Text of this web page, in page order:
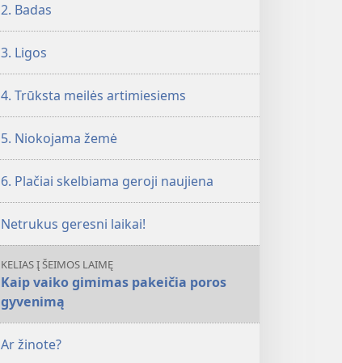
2. Badas
3. Ligos
4. Trūksta meilės artimiesiems
5. Niokojama žemė
6. Plačiai skelbiama geroji naujiena
Netrukus geresni laikai!
KELIAS Į ŠEIMOS LAIMĘ
Kaip vaiko gimimas pakeičia poros
gyvenimą
Ar žinote?